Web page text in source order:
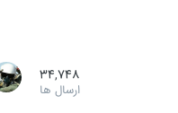
34,748
ارسال ها